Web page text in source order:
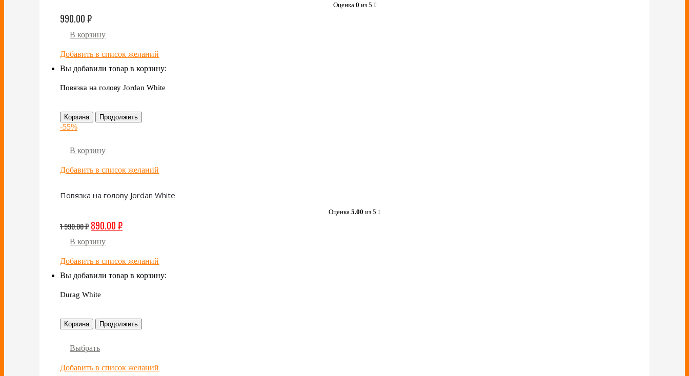
Оценка 0 из 5 0
990.00₽
В корзину
Добавить в список желаний
Вы добавили товар в корзину:
Повязка на голову Jordan White
Корзина Продолжить
-55%
В корзину
Добавить в список желаний
Повязка на голову Jordan White
Оценка 5.00 из 5 1
1 990.00₽ 890.00₽
В корзину
Добавить в список желаний
Вы добавили товар в корзину:
Durag White
Корзина Продолжить
Выбрать
Добавить в список желаний